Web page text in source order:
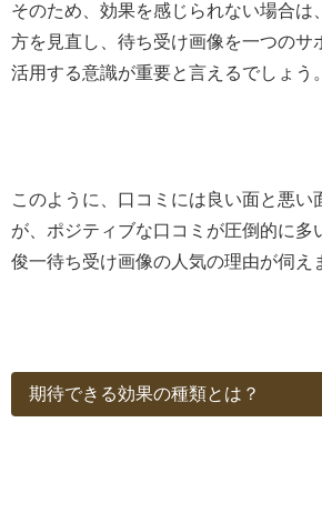
そのため、効果を感じられない場合は
方を見直し、待ち受け画像を一つのサ
活用する意識が重要と言えるでしょう。
このように、口コミには良い面と悪い
が、ポジティブな口コミが圧倒的に多
俊一待ち受け画像の人気の理由が伺え
期待できる効果の種類とは？